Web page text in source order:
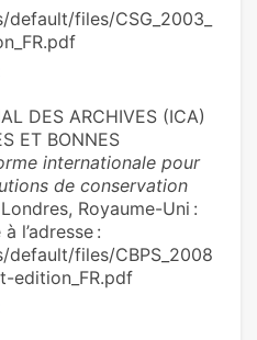
files/CSG_2003_
DES ARCHIVES (ICA)
ET BONNES
internationale pour
de conservation
Royaume-Uni :
l’adresse :
files/CBPS_2008
edition_FR.pdf